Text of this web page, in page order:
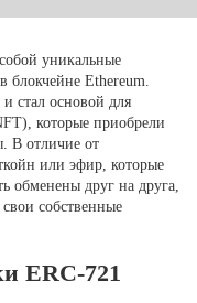
уникальные
блокчейне Ethereum.
стал основой для
которые приобрели
В отличие от
или эфир, которые
обменены друг на друга,
собственные
ERC-721